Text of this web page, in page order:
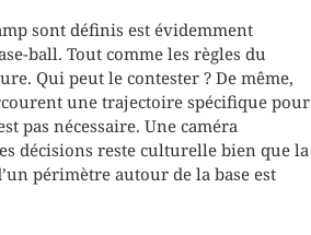
sont définis est évidemment
ball. Tout comme les règles du
Qui peut le contester ? De même,
une trajectoire spécifique pour
pas nécessaire. Une caméra
décisions reste culturelle bien que la
périmètre autour de la base est